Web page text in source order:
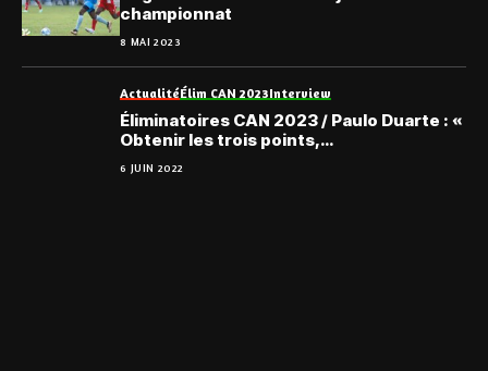
championnat
8 MAI 2023
ActualitéÉlim CAN 2023Interview
Éliminatoires CAN 2023 / Paulo Duarte : «
Obtenir les trois points,
indépendamment de la qualité de
l’adversaire… »
6 JUIN 2022